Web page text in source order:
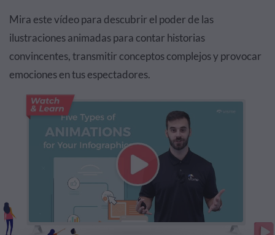
Mira este vídeo para descubrir el poder de las
ilustraciones animadas para contar historias
convincentes, transmitir conceptos complejos y provocar
emociones en tus espectadores.